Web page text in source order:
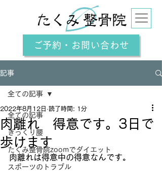
ご予約・お問い合わせ
記事
全ての記事
ぎっくり腰
たくみ整骨院zoomでダイエット
スポーツのトラブル
全ての記事
肉離れ 得意です。3日で
歩けます
2022年8月12日 読了時間: 1分
肉離れは得意中の得意なんです。